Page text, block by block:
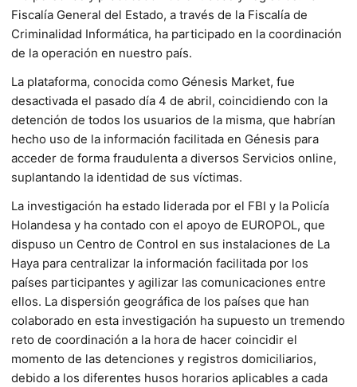
Fiscalía General del Estado, a través de la Fiscalía de
Criminalidad Informática, ha participado en la coordinación
de la operación en nuestro país.
La plataforma, conocida como Génesis Market, fue
desactivada el pasado día 4 de abril, coincidiendo con la
detención de todos los usuarios de la misma, que habrían
hecho uso de la información facilitada en Génesis para
acceder de forma fraudulenta a diversos Servicios online,
suplantando la identidad de sus víctimas.
La investigación ha estado liderada por el FBI y la Policía
Holandesa y ha contado con el apoyo de EUROPOL, que
dispuso un Centro de Control en sus instalaciones de La
Haya para centralizar la información facilitada por los
países participantes y agilizar las comunicaciones entre
ellos. La dispersión geográfica de los países que han
colaborado en esta investigación ha supuesto un tremendo
reto de coordinación a la hora de hacer coincidir el
momento de las detenciones y registros domiciliarios,
debido a los diferentes husos horarios aplicables a cada